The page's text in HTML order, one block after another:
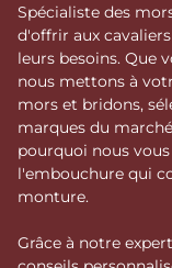
Spécialiste des
d'offrir aux
leurs besoins. Que
nous mettons à
mors et bridons,
marques du
pourquoi nous
l'embouchure qui
monture.
Grâce à notre